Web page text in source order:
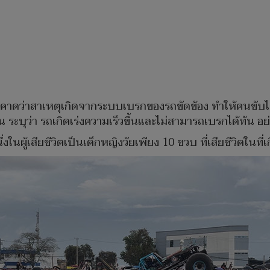
ดว่าสาเหตุเกิดจากระบบเบรกของรถขัดข้อง ทำให้คนขั
ะบุว่า รถเกิดเร่งความเร็วขึ้นและไม่สามารถเบรกได้ทัน
ผู้เสียชีวิตเป็นเด็กหญิงวัยเพียง 10 ขวบ ที่เสียชีวิตในที่